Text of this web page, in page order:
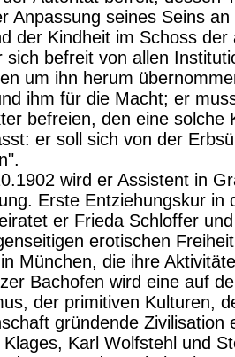
Anpassung seines Seins
der Kindheit im Schoss
sich befreit von allen
um ihn herum
ihm für die Macht; er
befreien, den eine solche
er soll sich von der
wird er Assistent in
Erste Entziehungskur in
er Frieda Schloffer
erotischen
in München, die ihre
Bachofen wird eine auf
der primitiven Kulturen,
gründende Zivilisation
Klages, Karl Wolfstehl und